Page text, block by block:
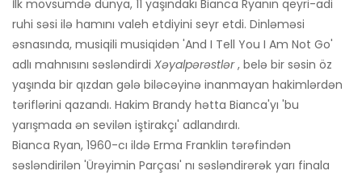
İlk mövsümdə dünya, 11 yaşındakı Bianca Ryanın qeyri-adi
ruhi səsi ilə hamını valeh etdiyini seyr etdi. Dinləməsi
əsnasında, musiqili musiqidən 'And I Tell You I Am Not Go'
adlı mahnısını səsləndirdi Xəyalpərəstlər, belə bir səsin öz
yaşında bir qızdan gələ biləcəyinə inanmayan hakimlərdən
təriflərini qazandı. Hakim Brandy hətta Bianca'yı 'bu
yarışmada ən sevilən iştirakçı' adlandırdı.
Bianca Ryan, 1960-cı ildə Erma Franklin tərəfindən
səsləndirilən 'Ürəyimin Parçası' nı səsləndirərək yarı finala